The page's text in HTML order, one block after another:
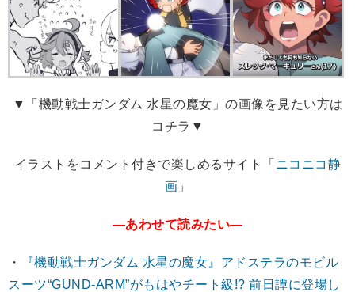
▼「機動戦士ガンダム 水星の魔女」の画像を見たい方は
コチラ▼
イラストをコメント付きで楽しめるサイト「 ニコニコ静
画 」
―あわせて読みたい―
・
『機動戦士ガンダム 水星の魔女』アドステラのモビル
スーツ“GUND-ARM”がもはやチート級!? 前日譚に登場し